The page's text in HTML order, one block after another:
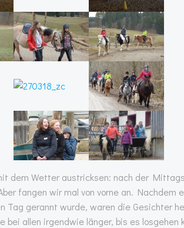
dem Wetter austricksen: nach der
fangen wir mal von vorne an. Nachdem
Tag gerannt wurde, waren die Gesichter
allen irgendwie länger, bis es losgehen